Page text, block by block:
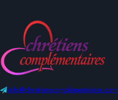
info@chretienscomplementaires.com